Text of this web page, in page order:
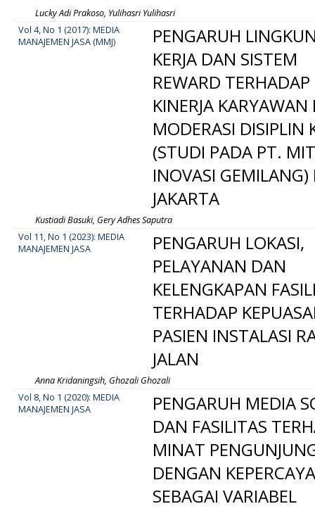
Lucky Adi Prakoso, Yulihasri Yulihasri
Vol 4, No 1 (2017): MEDIA
MANAJEMEN JASA (MMJ)
PENGARUH
KERJA DAN SISTEM
REWARD TERHADAP
KINERJA KARYAWAN
MODERASI DISIPLIN
(STUDI PADA PT.
INOVASI GEMILANG)
JAKARTA
Kustiadi Basuki, Gery Adhes Saputra
Vol 11, No 1 (2023): MEDIA
MANAJEMEN JASA
PENGARUH LOKASI,
PELAYANAN DAN
KELENGKAPAN
TERHADAP
PASIEN INSTALASI
JALAN
Anna Kridaningsih, Ghozali Ghozali
Vol 8, No 1 (2020): MEDIA
MANAJEMEN JASA
PENGARUH MEDIA
DAN FASILITAS
MINAT
DENGAN
SEBAGAI VARIABEL